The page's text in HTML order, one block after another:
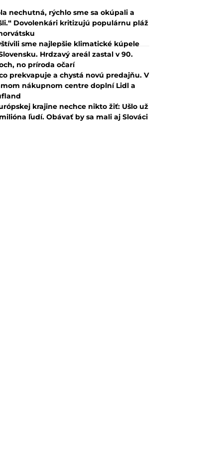
nechutná, rýchlo sme sa okúpali a
Dovolenkári kritizujú populárnu pláž
sme najlepšie klimatické kúpele
Hrdzavý areál zastal v 90.
no príroda očarí
prekvapuje a chystá novú predajňu. V
nákupnom centre doplní Lidl a
krajine nechce nikto žiť: Ušlo už
ľudí. Obávať by sa mali aj Slováci